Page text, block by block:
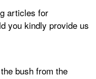
articles for
you kindly provide us
bush from the